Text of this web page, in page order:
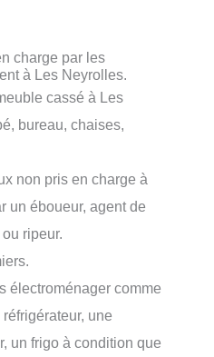
charge par les
à Les Neyrolles.
cassé à Les
bureau, chaises,
non pris en charge à
un éboueur, agent de
ripeur.
électroménager comme
une
un frigo à condition que